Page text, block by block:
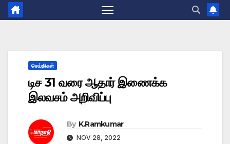
செய்திகள்
டிச 31 வரை ஆதார் இணைக்க
இலவசம் அறிவிப்பு
By K.Ramkumar
NOV 28, 2022